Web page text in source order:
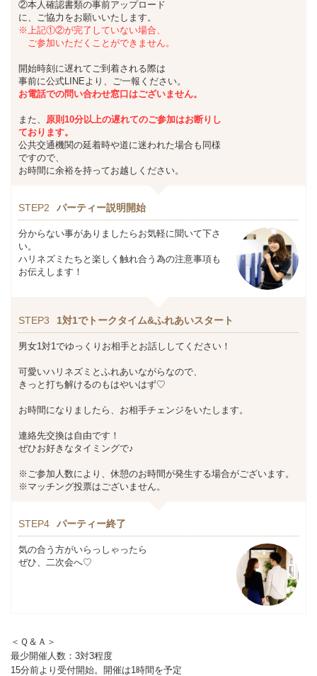
②本人確認書類の事前アップロード
に、ご協力をお願いいたします。
※上記①②が完了していない場合、
ご参加いただくことができません。
開始時刻に遅れてご到着される際は
事前に公式LINEより、ご一報ください。
お電話での問い合わせ窓口はございません。
また、 原則10分以上の遅れてのご参加はお断りし
ております。
公共交通機関の延着時や道に迷われた場合も同様
ですので、
お時間に余裕を持ってお越しください。
STEP2 パーティー説明開始
分からない事がありましたらお気軽に聞いて下さ
い。
ハリネズミたちと楽しく触れ合う為の注意事項も
お伝えします！
STEP3 1対1でトークタイム&ふれあいスタート
男女1対1でゆっくりお相手とお話ししてください！
可愛いハリネズミとふれあいながらなので、
きっと打ち解けるのもはやいはず♡
お時間になりましたら、お相手チェンジをいたします。
連絡先交換は自由です！
ぜひお好きなタイミングで♪
※ご参加人数により、休憩のお時間が発生する場合がございます。
※マッチング投票はございません。
STEP4 パーティー終了
気の合う方がいらっしゃったら
ぜひ、二次会へ♡
＜Ｑ＆Ａ＞
最少開催人数：3対3程度
15分前より受付開始。開催は1時間を予定